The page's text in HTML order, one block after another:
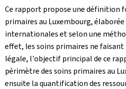
Ce rapport propose une définition
primaires au Luxembourg,
internationales et selon une
effet, les soins primaires ne faisant
légale, l'objectif principal de ce
périmètre des soins primaires au
ensuite la quantification des